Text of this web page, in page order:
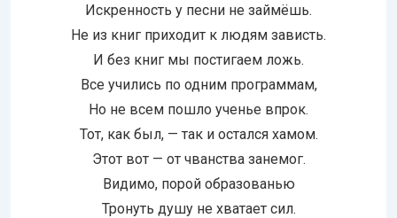
Искренность у песни не займёшь.
Не из книг приходит к людям зависть.
И без книг мы постигаем ложь.
Все учились по одним программам,
Но не всем пошло ученье впрок.
Тот, как был, — так и остался хамом.
Этот вот — от чванства занемог.
Видимо, порой образованью
Тронуть душу не хватает сил.